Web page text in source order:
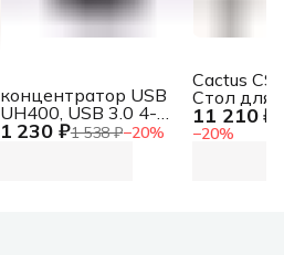
1 230 ₽1 538 ₽−20%
концентратор USB
UH400, USB 3.0 4-
Port Hub UH400, USB
11 210 ₽
−20%
Cactus
Стол для